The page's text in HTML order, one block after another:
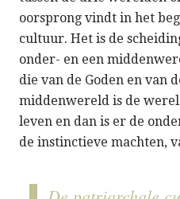
oorsprong vindt in het
cultuur. Het is de
onder- en een
die van de Goden en van
middenwereld is de
leven en dan is er de
de instinctieve machten,